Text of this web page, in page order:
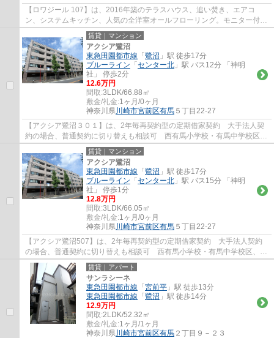
【ロワジール 107】は、2016年築のテラスハウス、追い焚き、エアコ
ン、システムキッチン、人気の全洋室オールフローリング。モニター付イ
ンターホン、ダブルシリンダー。
賃貸｜マンション
アクシア鷺沼
東急田園都市線 「 鷺沼 」駅 徒歩17分
ブルーライン 「 センター北 」駅 バス12分 「神明
社」 停歩2分
12.6万円
間取:3LDK/66.88㎡
敷金/礼金:1ヶ月/0ヶ月
神奈川県川崎市宮前区有馬 ５丁目22-27
【アクシア鷺沼３０１】は、2年毎再契約型の定期借家契約 大手法人契
約の場合、普通契約に切り替えも相談可 西有馬小学校・有馬中学校区、
急行停車駅鷺沼まで徒歩１７分。鷺沼駅、セ...
賃貸｜マンション
アクシア鷺沼
東急田園都市線 「 鷺沼 」駅 徒歩17分
ブルーライン 「 センター北 」駅 バス15分 「神明
社」 停歩1分
12.8万円
間取:3LDK/66.05㎡
敷金/礼金:1ヶ月/0ヶ月
神奈川県川崎市宮前区有馬 ５丁目22-27
【アクシア鷺沼507】は、2年毎再契約型の定期借家契約 大手法人契約
の場合、普通契約に切り替えも相談可 西有馬小学校・有馬中学校区、急
行停車駅鷺沼まで徒歩１７分。鷺沼駅、セン...
賃貸｜アパート
サンラシーネ
東急田園都市線 「 宮前平 」駅 徒歩13分
東急田園都市線 「 鷺沼 」駅 徒歩14分
12.9万円
間取:2LDK/52.32㎡
敷金/礼金:1ヶ月/1ヶ月
神奈川県川崎市宮前区有馬 ２丁目９－２３